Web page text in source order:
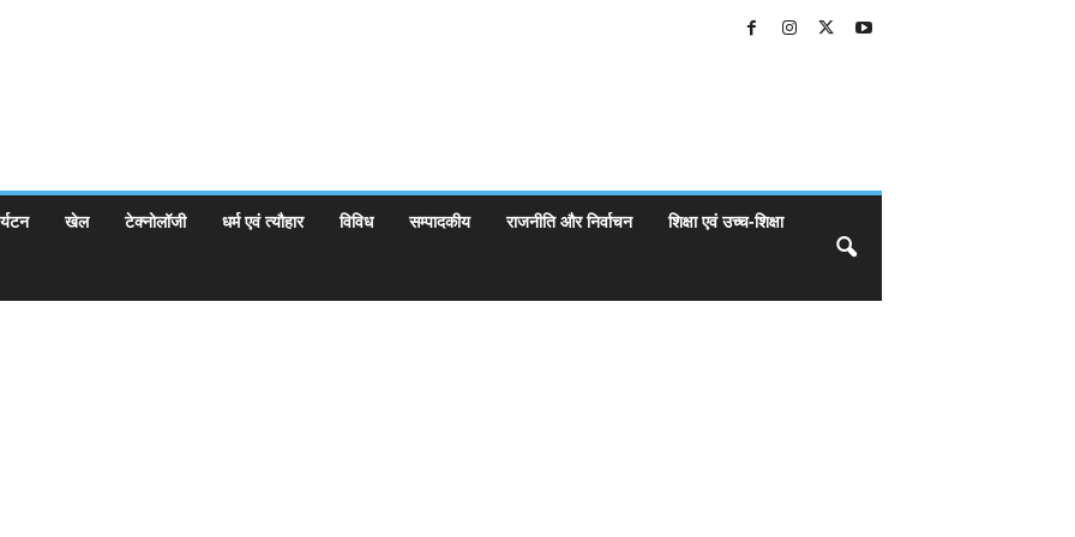
खेल टेक्नोलॉजी धर्म एवं त्यौहार विविध सम्पादकीय राजनीति और निर्वाचन शिक्षा एवं उच्च-शिक्षा